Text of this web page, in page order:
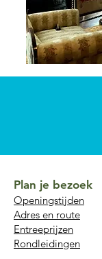
Plan je bezoek
Openingstijden
Adres en route
Entreeprijzen
Rondleidingen